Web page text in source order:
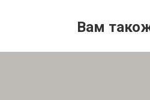
Вам